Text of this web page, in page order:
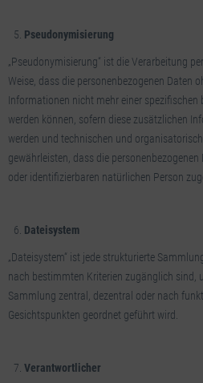
Pseudonymisierung
„Pseudonymisierung“ ist die Verarbeitung
Weise, dass die personenbezogenen Daten
Informationen nicht mehr einer spezifischen
werden können, sofern diese zusätzlichen
werden und technischen und
gewährleisten, dass die
oder identifizierbaren natürlichen Person
Dateisystem
„Dateisystem“ ist jede strukturierte
nach bestimmten Kriterien zugänglich sind,
Sammlung zentral, dezentral oder nach
Gesichtspunkten geordnet geführt wird.
Verantwortlicher